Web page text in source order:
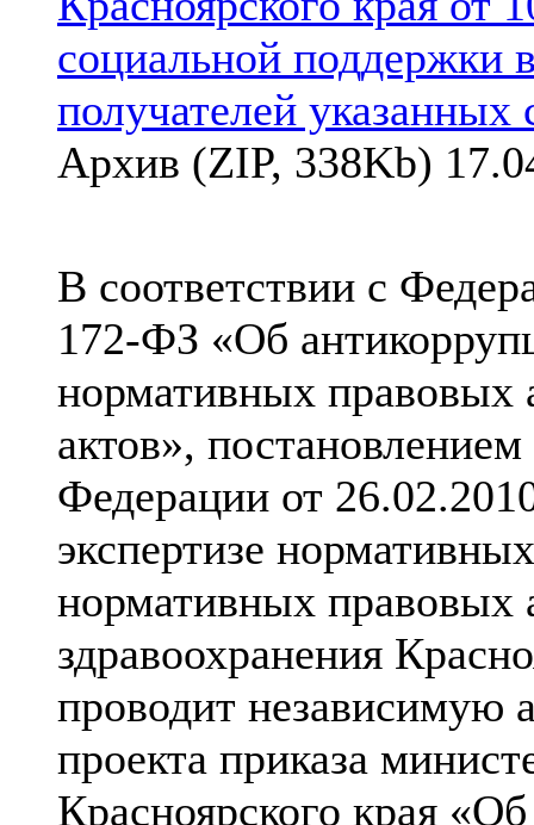
социальной поддержки
получателей указанных
Архив (ZIP, 338Kb)
В соответствии с
172-ФЗ «Об
нормативных правовых
актов»,
Федерации от
экспертизе
нормативных правовых
здравоохранения
проводит независимую
проекта приказа
Красноярского края